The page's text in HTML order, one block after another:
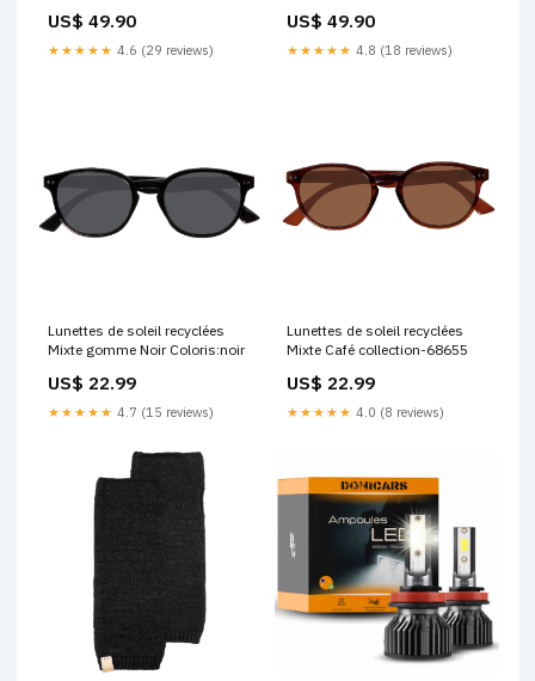
BMW Série 7 (E23) (05.1977 à
04.1988)
US$ 49.90
★★★★★ 4.6 (29 reviews)
ALPINA B3 Cabriolet (E36)
(04.1993 à 02.1996)
US$ 49.90
★★★★★ 4.8 (18 reviews)
Lunettes de soleil recyclées
Mixte gomme Noir Coloris:noir
US$ 22.99
★★★★★ 4.7 (15 reviews)
Lunettes de soleil recyclées
Mixte Café collection-68655
US$ 22.99
★★★★★ 4.0 (8 reviews)